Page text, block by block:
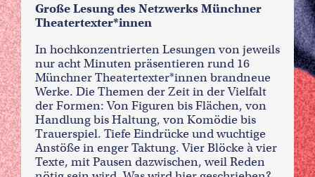
Große Lesung des Netzwerks Münchner
Theatertexter*innen
In hochkonzentrierten Lesungen von jeweils
nur acht Minuten präsentieren rund 16
Münchner Theatertexter*innen brandneue
Werke. Die Themen der Zeit in der Vielfalt
der Formen: Von Figuren bis Flächen, von
Handlung bis Haltung, von Komödie bis
Trauerspiel. Tiefe Eindrücke und wuchtige
Anstöße in enger Taktung. Vier Blöcke à vier
Texte, mit Pausen dazwischen, weil Reden